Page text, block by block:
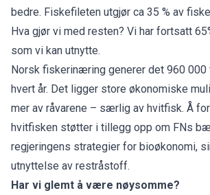
bedre. Fiskefileten utgjør ca 35 % av
Hva gjør vi med resten? Vi har fortsatt
som vi kan utnytte.
Norsk fiskerinæring generer det 960
hvert år. Det ligger store økonomiske
mer av råvarene – særlig av hvitfisk. Å
hvitfisken støtter i tillegg opp om FNs
regjeringens strategier for bioøkonomi,
utnyttelse av restråstoff.
Har vi glemt å være nøysomme?